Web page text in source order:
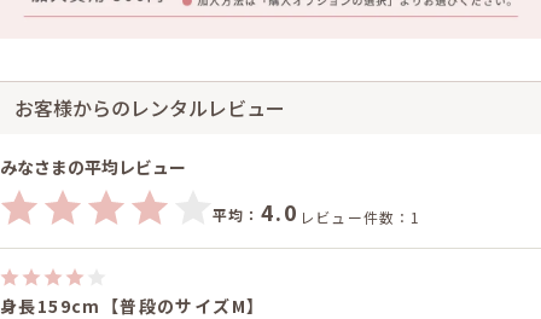
お客様からのレンタルレビュー
みなさまの平均レビュー
平均： 4.0 レビュー件数：1
身長159cm【普段のサイズM】